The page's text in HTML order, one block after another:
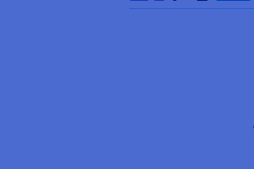
Share on Facebook
Share on